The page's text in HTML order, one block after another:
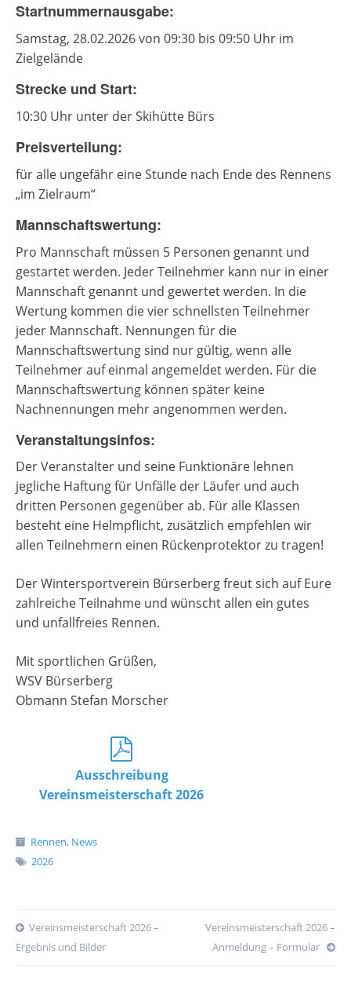
Startnummernausgabe:
Samstag, 28.02.2026 von 09:30 bis 09:50 Uhr im
Zielgelände
Strecke und Start:
10:30 Uhr unter der Skihütte Bürs
Preisverteilung:
für alle ungefähr eine Stunde nach Ende des Rennens
„im Zielraum“
Mannschaftswertung:
Pro Mannschaft müssen 5 Personen genannt und
gestartet werden. Jeder Teilnehmer kann nur in einer
Mannschaft genannt und gewertet werden. In die
Wertung kommen die vier schnellsten Teilnehmer
jeder Mannschaft. Nennungen für die
Mannschaftswertung sind nur gültig, wenn alle
Teilnehmer auf einmal angemeldet werden. Für die
Mannschaftswertung können später keine
Nachnennungen mehr angenommen werden.
Veranstaltungsinfos:
Der Veranstalter und seine Funktionäre lehnen
jegliche Haftung für Unfälle der Läufer und auch
dritten Personen gegenüber ab. Für alle Klassen
besteht eine Helmpflicht, zusätzlich empfehlen wir
allen Teilnehmern einen Rückenprotektor zu tragen!
Der Wintersportverein Bürserberg freut sich auf Eure
zahlreiche Teilnahme und wünscht allen ein gutes
und unfallfreies Rennen.
Mit sportlichen Grüßen,
WSV Bürserberg
Obmann Stefan Morscher
Ausschreibung
Vereinsmeisterschaft 2026
Rennen, News
2026
Post
navigation
Vereinsmeisterschaft 2026 –
Ergebnis und Bilder
Vereinsmeisterschaft 2026 –
Anmeldung – Formular